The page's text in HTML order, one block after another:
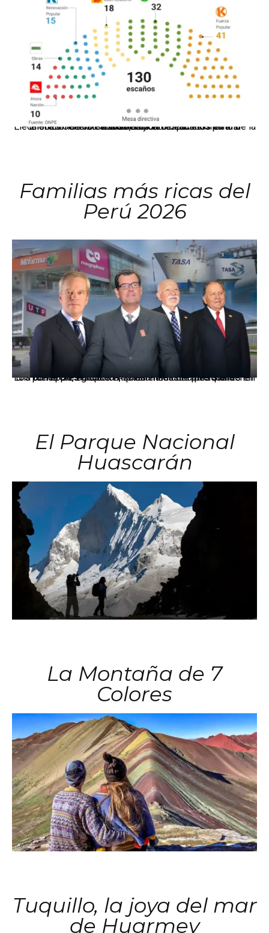
El JNE oficializó la distribución de escaños para la elección de 60 senadores y 130 diputados en las Elecciones Generales 2026, tras el restablecimiento de la Bicameralidad.
Familias más ricas del
Perú 2026
Los principales grupos empresariales del país mantienen una fuerte presencia en Áncash mediante inversiones en comercio, educación, salud e industria pesquera.
El Parque Nacional
Huascarán
La Montaña de 7
Colores
Tuquillo, la joya del mar
de Huarmey